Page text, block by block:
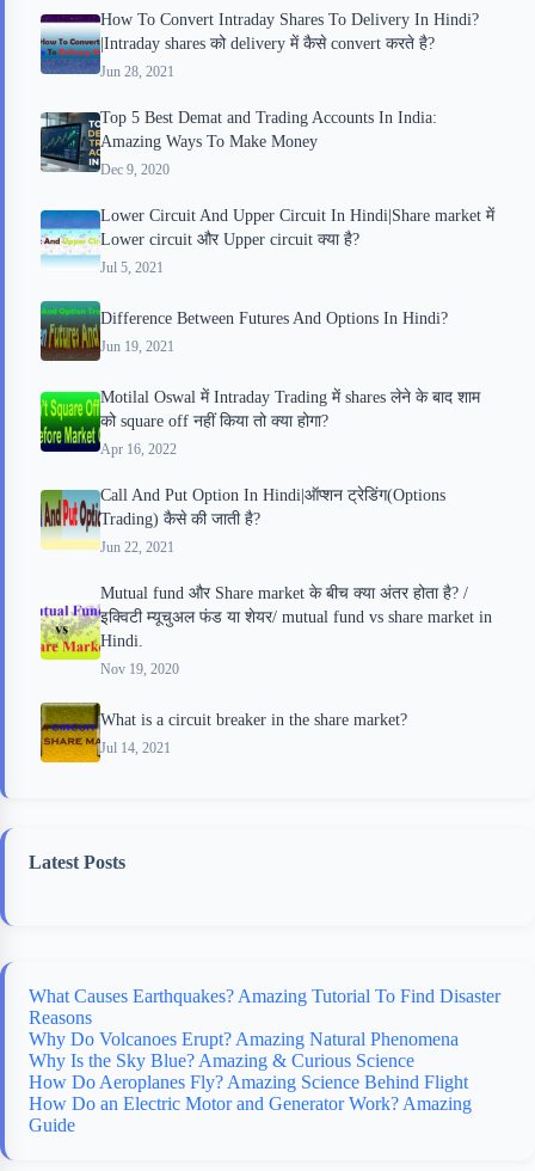
k
d
s
How To Convert Intraday Shares To Delivery In Hindi?
|Intraday shares को delivery में कैसे convert करते है?
Jun 28, 2021
Top 5 Best Demat and Trading Accounts In India:
Amazing Ways To Make Money
Dec 9, 2020
Lower Circuit And Upper Circuit In Hindi|Share market में
Lower circuit और Upper circuit क्या है?
Jul 5, 2021
Difference Between Futures And Options In Hindi?
Jun 19, 2021
Motilal Oswal में Intraday Trading में shares लेने के बाद शाम
को square off नहीं किया तो क्या होगा?
Apr 16, 2022
Call And Put Option In Hindi|ऑप्शन ट्रेडिंग(Options
Trading) कैसे की जाती है?
Jun 22, 2021
Mutual fund और Share market के बीच क्या अंतर होता है? /
इक्विटी म्यूचुअल फंड या शेयर/ mutual fund vs share market in
Hindi.
Nov 19, 2020
What is a circuit breaker in the share market?
Jul 14, 2021
Latest Posts
What Causes Earthquakes? Amazing Tutorial To Find Disaster
Reasons
Why Do Volcanoes Erupt? Amazing Natural Phenomena
Why Is the Sky Blue? Amazing & Curious Science
How Do Aeroplanes Fly? Amazing Science Behind Flight
How Do an Electric Motor and Generator Work? Amazing
Guide